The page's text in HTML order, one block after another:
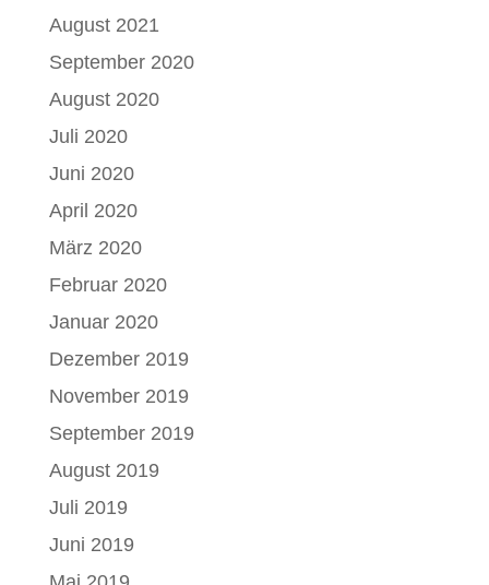
August 2021
September 2020
August 2020
Juli 2020
Juni 2020
April 2020
März 2020
Februar 2020
Januar 2020
Dezember 2019
November 2019
September 2019
August 2019
Juli 2019
Juni 2019